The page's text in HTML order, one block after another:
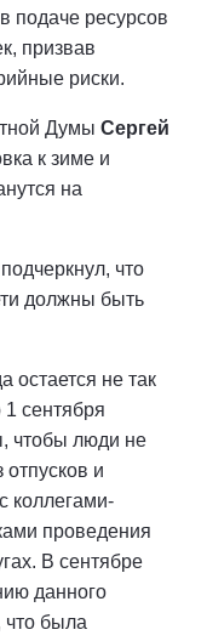
подаче ресурсов
призвав
риски.
Думы Сергей
к зиме и
на
что
должны быть
остается не так
сентября
чтобы люди не
и
коллегами-
проведения
В сентябре
данного
что была